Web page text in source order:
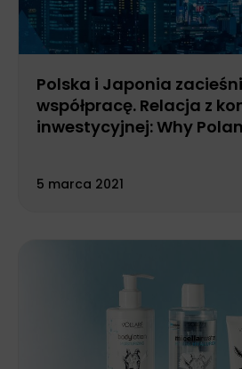
Polska i Japonia
współpracę. Relacja z
inwestycyjnej: Why
5 marca 2021